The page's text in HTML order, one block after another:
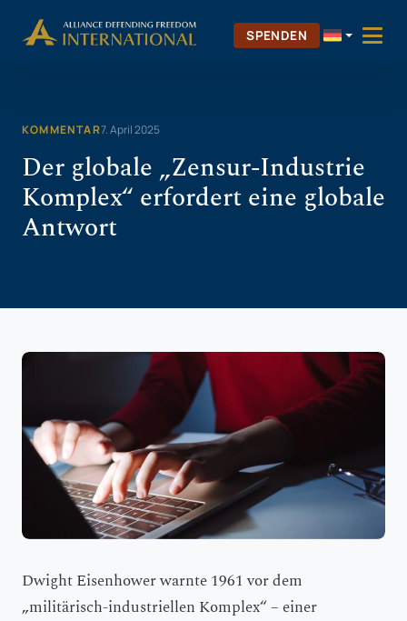
Inhalt
SPENDEN
KOMMENTAR7. April 2025
Der globale „Zensur-Industrie
Komplex“ erfordert eine globale
Antwort
Dwight Eisenhower warnte 1961 vor dem
„militärisch-industriellen Komplex“ – einer